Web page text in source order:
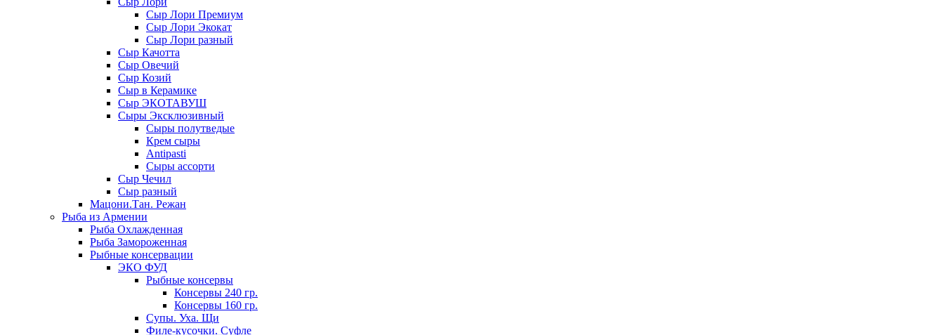
Сыр Лори Премиум
Сыр Лори Экокат
Сыр Лори разный
Сыр Качотта
Сыр Овечий
Сыр Козий
Сыр в Керамике
Сыр ЭКОТАВУШ
Сыры Эксклюзивный
Сыры полутведые
Крем сыры
Antipasti
Сыры ассорти
Сыр Чечил
Сыр разный
Мацони.Тан. Режан
Рыба из Армении
Рыба Охлажденная
Рыба Замороженная
Рыбные консервации
ЭКО ФУД
Рыбные консервы
Консервы 240 гр.
Консервы 160 гр.
Супы. Уха. Щи
Филе-кусочки. Суфле